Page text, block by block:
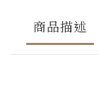
商品描述